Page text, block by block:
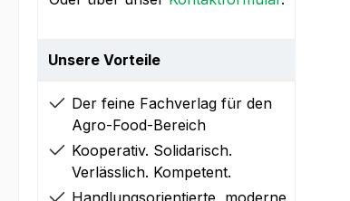
Unsere Vorteile
Der feine Fachverlag für den
Agro-Food-Bereich
Kooperativ. Solidarisch.
Verlässlich. Kompetent.